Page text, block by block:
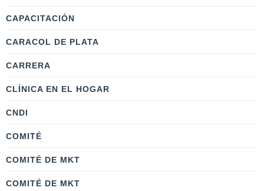
CAPACITACIÓN
CARACOL DE PLATA
CARRERA
CLÍNICA EN EL HOGAR
CNDI
COMITÉ
COMITÉ DE MKT
COMITÉ DE MKT